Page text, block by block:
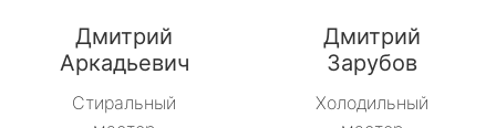
Дмитрий
Аркадьевич
Стиральный
Дмитрий
Зарубов
Холодильный